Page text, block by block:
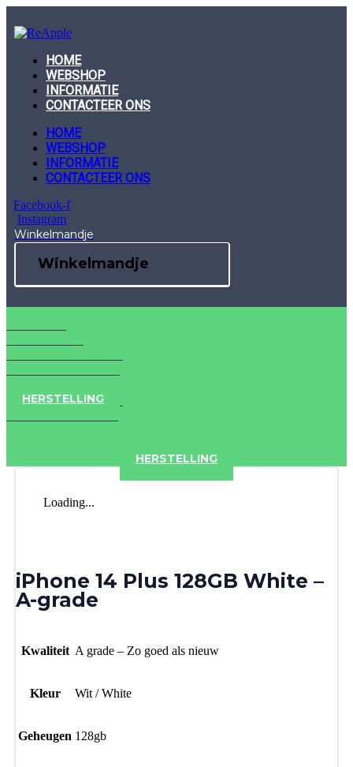
to
content
HOME
WEBSHOP
INFORMATIE
CONTACTEER ONS
HOME
WEBSHOP
INFORMATIE
CONTACTEER ONS
Facebook-f
Instagram
Winkelmandje
Winkelmandje
HERSTELLING
HERSTELLING
Loading...
iPhone 14 Plus 128GB White –
A-grade
Kwaliteit A grade – Zo goed als nieuw
Kleur Wit / White
Geheugen 128gb